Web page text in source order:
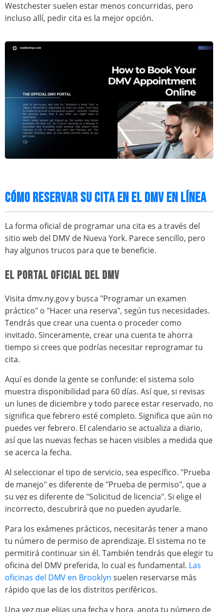
Westchester suelen estar menos concurridas, pero
incluso allí, pedir cita es la mejor opción.
CÓMO RESERVAR SU CITA EN EL DMV EN LÍNEA
La forma oficial de programar una cita es a través del
sitio web del DMV de Nueva York. Parece sencillo, pero
hay algunos trucos para que te beneficie.
EL PORTAL OFICIAL DEL DMV
Visita dmv.ny.gov y busca "Programar un examen
práctico" o "Hacer una reserva", según tus necesidades.
Tendrás que crear una cuenta o proceder como
invitado. Sinceramente, crear una cuenta te ahorra
tiempo si crees que podrías necesitar reprogramar tu
cita.
Aquí es donde la gente se confunde: el sistema solo
muestra disponibilidad para 60 días. Así que, si revisas
un lunes de diciembre y todo parece estar reservado, no
significa que febrero esté completo. Significa que aún no
puedes ver febrero. El calendario se actualiza a diario,
así que las nuevas fechas se hacen visibles a medida que
se acerca la fecha.
Al seleccionar el tipo de servicio, sea específico. "Prueba
de manejo" es diferente de "Prueba de permiso", que a
su vez es diferente de "Solicitud de licencia". Si elige el
incorrecto, descubrirá que no pueden ayudarle.
Para los exámenes prácticos, necesitarás tener a mano
tu número de permiso de aprendizaje. El sistema no te
permitirá continuar sin él. También tendrás que elegir tu
oficina del DMV preferida, lo cual es fundamental. Las
oficinas del DMV en Brooklyn suelen reservarse más
rápido que las de los distritos periféricos.
Una vez que elijas una fecha y hora, anota tu número de